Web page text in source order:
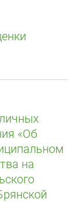
«Об
на